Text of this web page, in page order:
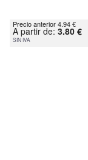
Precio anterior 4.94 €
A partir de: 3.80 €
SIN IVA